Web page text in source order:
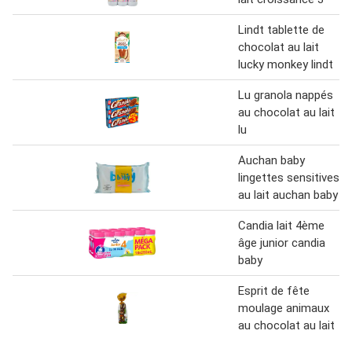
Lindt tablette de
chocolat au lait
lucky monkey lindt
Lu granola nappés
au chocolat au lait
lu
Auchan baby
lingettes sensitives
au lait auchan baby
Candia lait 4ème
âge junior candia
baby
Esprit de fête
moulage animaux
au chocolat au lait